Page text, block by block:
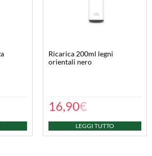
ricarica 200ml legni
orientali nero
16,90€
LEGGI TUTTO